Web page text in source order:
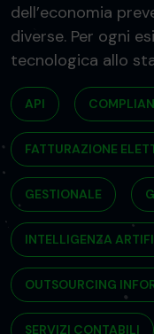
dell’economia
diverse. Per ogni
tecnologica allo
API
FATTURAZIONE
GESTIONALE
INTELLIGENZA
OUTSOURCING
SERVIZI CONTABILI